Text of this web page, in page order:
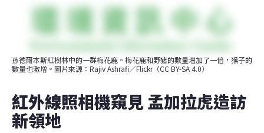
孫德爾本斯紅樹林中的一群梅花鹿。梅花鹿和野豬的數量增加了一倍，猴子的
數量也激增。圖片來源：Rajiv Ashrafi／Flickr（CC BY-SA 4.0）
紅外線照相機窺見 孟加拉虎造訪
新領地